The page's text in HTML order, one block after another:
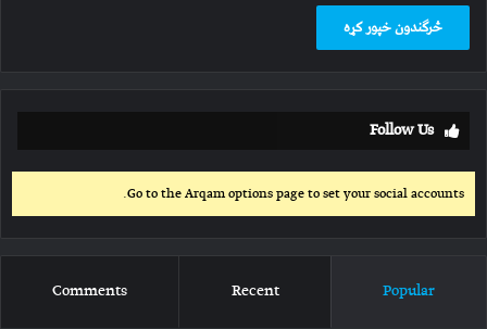
Follow Us
Go to the Arqam options page to set your social accounts.
Popular
Recent
Comments